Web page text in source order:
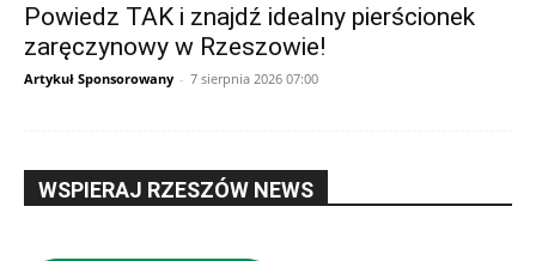
Powiedz TAK i znajdź idealny pierścionek
zaręczynowy w Rzeszowie!
Artykuł Sponsorowany - 7 sierpnia 2026 07:00
WSPIERAJ RZESZÓW NEWS